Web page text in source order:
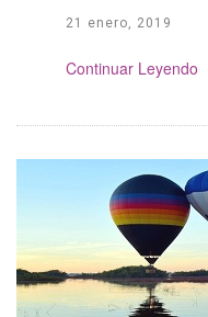
21 enero, 2019
Continue Reading